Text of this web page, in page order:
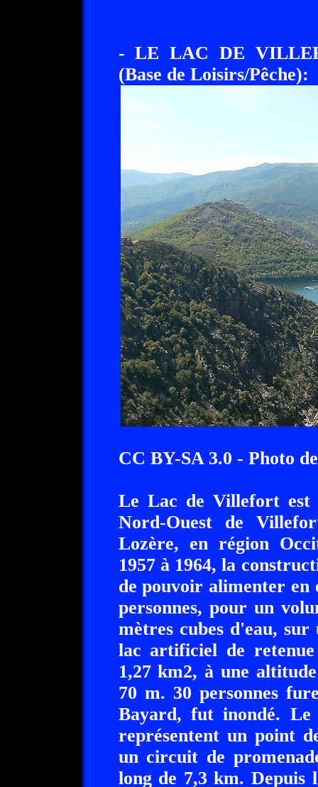
- LE LAC DE
(Base de Loisirs/Pêche):
CC BY-SA 3.0 - Photo
Le Lac de Villefort
Nord-Ouest de
Lozère, en région
1957 à 1964, la
de pouvoir alimenter en
personnes, pour un
mètres cubes d'eau,
lac artificiel de
1,27 km2, à une
70 m. 30 personnes
Bayard, fut inondé.
représentent un point
un circuit de
long de 7,3 km. Depuis